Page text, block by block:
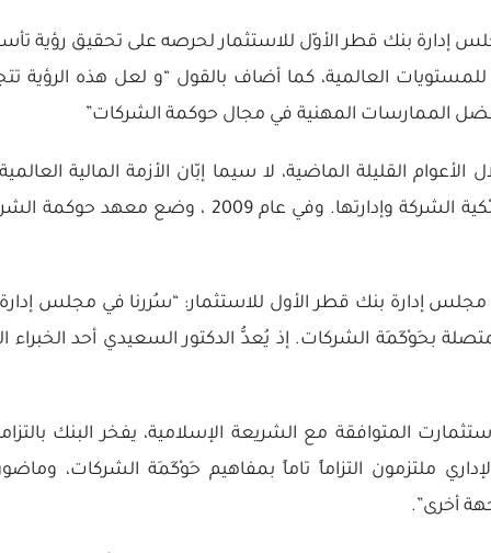
إدارة بنك قطر الأوّل للاستثمار لحرصه على تحقيق رؤية
العالمية، كما أضاف بالقول “و لعل هذه الرؤية
الممارسات المهنية في مجال حوكمة الشركات”
الشركات القواعد التي تحكم مسائل الفصل بين مِلْكية
إدارة بنك قطر الأول للاستثمار: “سُررنا في مجلس إدارة
بحَوْكَمَة الشركات. إذ يُعدُّ الدكتور السعيدي أحد الخبراء
المتوافقة مع الشريعة الإسلامية، يفخر البنك
ملتزمون التزاماً تاماً بمفاهيم حَوْكَمَة الشركات،
أخرى”.